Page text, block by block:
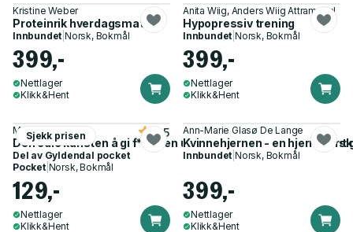
Kristine Weber
Proteinrik hverdagsmat
Innbundet |Norsk, Bokmål
399,-
Nettlager
Klikk&Hent
Anita Wiig, Anders Wiig Attramadal
Hypopressiv trening
Innbundet |Norsk, Bokmål
399,-
Nettlager
Klikk&Hent
Sjekk prisen
Mark Manson
Den edle kunsten å gi f**n - en uventet tilnærming til å leve et
4.5
Del av Gyldendal pocket
Pocket| Norsk, Bokmål
129,-
Nettlager
Klikk&Hent
Ann-Marie Glasø De Lange
Kvinnehjernen - en
Innbundet |Norsk, Bokmål
399,-
Nettlager
Klikk&Hent